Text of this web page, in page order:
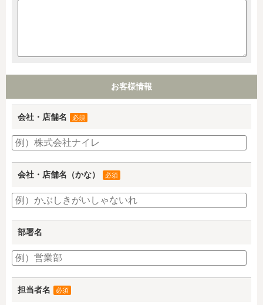
お客様情報
会社・店舗名 必須
会社・店舗名（かな） 必須
部署名
担当者名 必須